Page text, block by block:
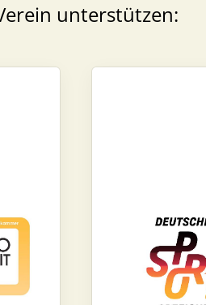
unterstützen: